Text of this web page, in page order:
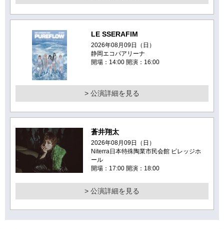
LE SSERAFIM
2026年08月09日（日）
静岡エコパアリーナ
開場：14:00 開演：16:00
> 公演詳細を見る
蒼井翔太
2026年08月09日（日）
Niterra日本特殊陶業市民会館 ビレッジホ
ール
開場：17:00 開演：18:00
> 公演詳細を見る